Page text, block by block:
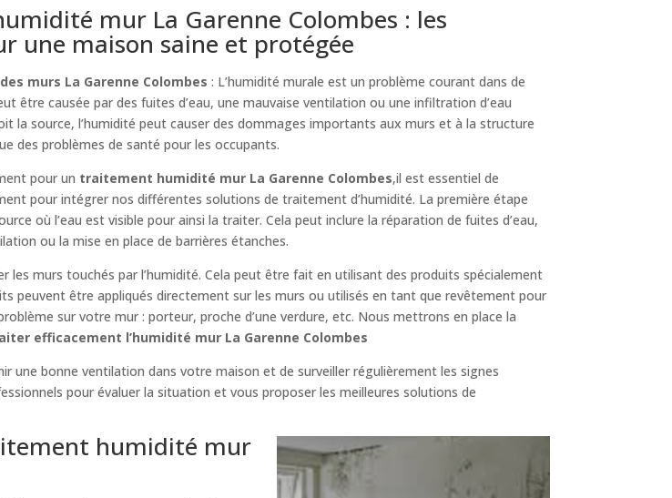
mur La Garenne Colombes : les
une maison saine et protégée
murs La Garenne Colombes : L’humidité murale est un problème courant dans de
être causée par des fuites d’eau, une mauvaise ventilation ou une infiltration d’eau
la source, l’humidité peut causer des dommages importants aux murs et à la structure
des problèmes de santé pour les occupants.
pour un traitement humidité mur La Garenne Colombes,il est essentiel de
pour intégrer nos différentes solutions de traitement d’humidité. La première étape
où l’eau est visible pour ainsi la traiter. Cela peut inclure la réparation de fuites d’eau,
ou la mise en place de barrières étanches.
les murs touchés par l’humidité. Cela peut être fait en utilisant des produits spécialement
peuvent être appliqués directement sur les murs ou utilisés en tant que revêtement pour
sur votre mur : porteur, proche d’une verdure, etc. Nous mettrons en place la
efficacement l’humidité mur La Garenne Colombes
une bonne ventilation dans votre maison et de surveiller régulièrement les signes
pour évaluer la situation et vous proposer les meilleures solutions de
humidité mur